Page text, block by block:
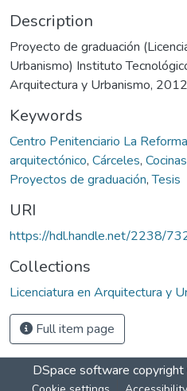
Description
Proyecto de graduación
Urbanismo) Instituto
Arquitectura y Urbanismo, 2012
Keywords
Centro Penitenciario La Reforma
arquitectónico, Cárceles, Cocinas
Proyectos de graduación,Tesis
URI
https://hdl.handle.net/2238/
Collections
Licenciatura en Arquitectura y
Full item page
DSpace software